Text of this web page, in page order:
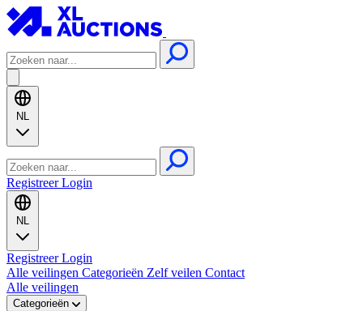
NL
RegistreerLogin
NL
RegistreerLogin
Alle veilingen Categorieën Zelf veilen Contact
Alle veilingen
Categorieën